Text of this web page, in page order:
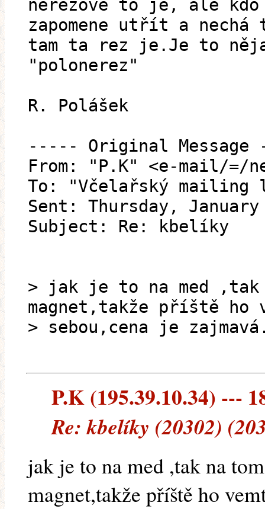
nerezové to je, ale
zapomene utřít a
tam ta rez je.Je to
"polonerez"
R. Polášek
----- Original
From: "P.K" <e-mail/=/
To: "Včelařský
Sent: Thursday,
Subject: Re: kbelíky
> jak je to na med ,tak
magnet,takže příště ho
> sebou,cena je
P.K (195.39.10.34) ---
Re: kbelíky (20302)
jak je to na med ,tak na
magnet,takže příště ho